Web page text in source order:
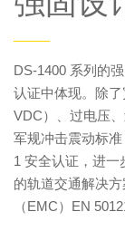
——
DS-1400 系列的
认证中体现。除
VDC）、过电压
军规冲击震动标
1 安全认证，进
的轨道交通解决
（EMC）EN